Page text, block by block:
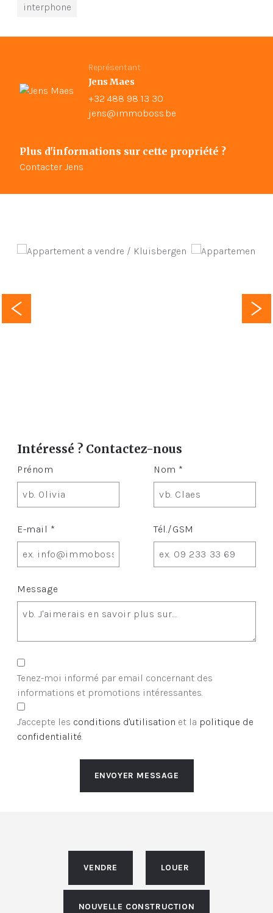
interphone
Représentant
Jens Maes
+32 488 98 13 30
jens@immoboss.be
Plus d'informations sur cette propriété ?
Contacter Jens
Intéressé ? Contactez-nous
Prénom Nom *
E-mail * Tél./GSM
Message
Tenez-moi informé par email concernant des
informations et promotions intéressantes.
J'accepte les conditions d'utilisation et la politique de
confidentialité
ENVOYER MESSAGE
VENDRE LOUER
NOUVELLE CONSTRUCTION